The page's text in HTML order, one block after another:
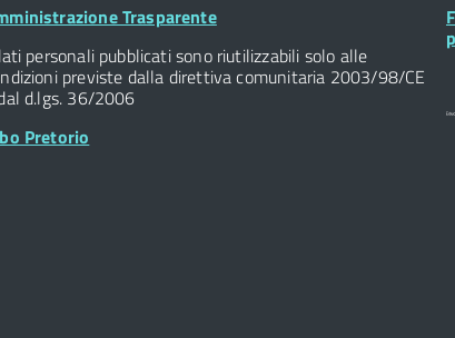
Trasparente
personali pubblicati sono riutilizzabili solo alle
previste dalla direttiva comunitaria 2003/98/CE
d.lgs. 36/2006
Pretorio